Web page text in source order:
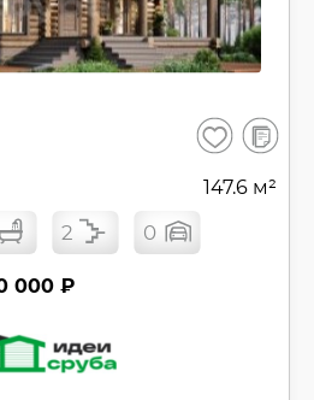
Сохранить
В
147.6 м²
2 0
000 ₽